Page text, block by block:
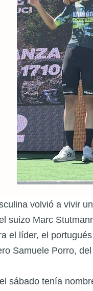
volvió a vivir
suizo Marc
el líder, el
Samuele Porro,
sábado tenía